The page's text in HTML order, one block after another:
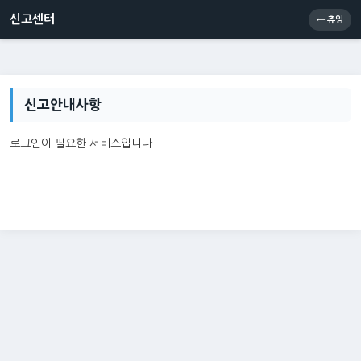
신고센터 메인
신고센터 ← 츄잉
신고안내사항
로그인이 필요한 서비스입니다.